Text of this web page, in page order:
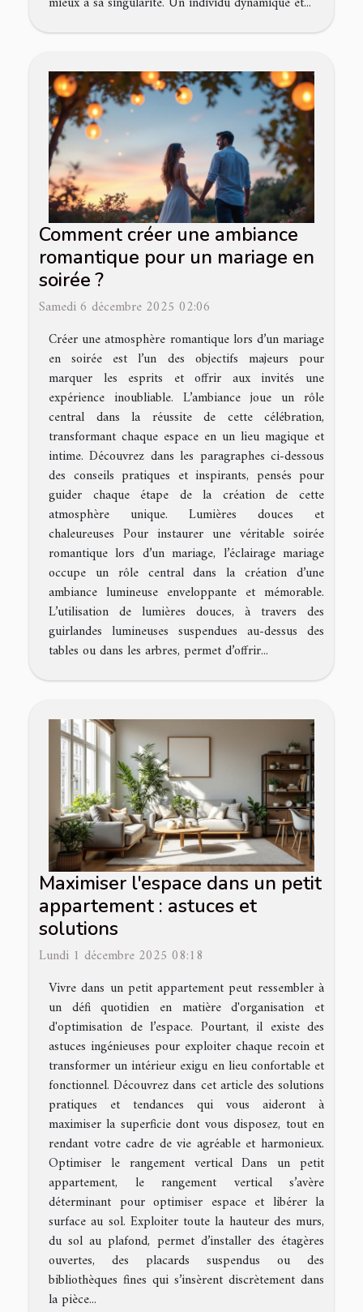
Comment créer une ambiance
romantique pour un mariage en
soirée ?
Samedi 6 décembre 2025 02:06
Créer une atmosphère romantique lors d’un mariage
en soirée est l’un des objectifs majeurs pour
marquer les esprits et offrir aux invités une
expérience inoubliable. L’ambiance joue un rôle
central dans la réussite de cette célébration,
transformant chaque espace en un lieu magique et
intime. Découvrez dans les paragraphes ci-dessous
des conseils pratiques et inspirants, pensés pour
guider chaque étape de la création de cette
atmosphère unique. Lumières douces et
chaleureuses Pour instaurer une véritable soirée
romantique lors d’un mariage, l’éclairage mariage
occupe un rôle central dans la création d’une
ambiance lumineuse enveloppante et mémorable.
L’utilisation de lumières douces, à travers des
guirlandes lumineuses suspendues au-dessus des
tables ou dans les arbres, permet d’offrir...
Maximiser l'espace dans un petit
appartement : astuces et
solutions
Lundi 1 décembre 2025 08:18
Vivre dans un petit appartement peut ressembler à
un défi quotidien en matière d'organisation et
d'optimisation de l’espace. Pourtant, il existe des
astuces ingénieuses pour exploiter chaque recoin et
transformer un intérieur exigu en lieu confortable et
fonctionnel. Découvrez dans cet article des solutions
pratiques et tendances qui vous aideront à
maximiser la superficie dont vous disposez, tout en
rendant votre cadre de vie agréable et harmonieux.
Optimiser le rangement vertical Dans un petit
appartement, le rangement vertical s’avère
déterminant pour optimiser espace et libérer la
surface au sol. Exploiter toute la hauteur des murs,
du sol au plafond, permet d’installer des étagères
ouvertes, des placards suspendus ou des
bibliothèques fines qui s’insèrent discrètement dans
la pièce...